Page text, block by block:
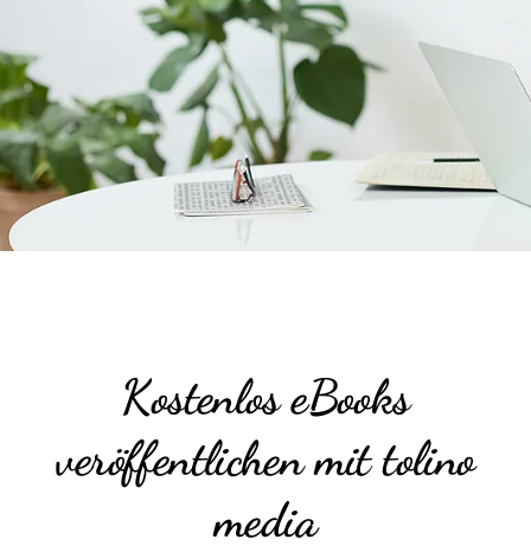
Kostenlos eBooks
veröffentlichen mit tolino
media